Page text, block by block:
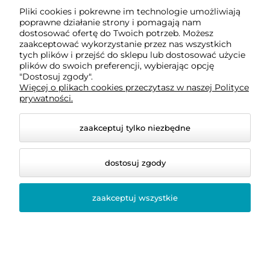
Poduszka 40x40 półpuch
Classic Poldaun
44,10 zł
Cena regularna:
Najniższa cena: 44,10 zł
do koszyka
Kołdra 200x200
całoroczna Bamboo
bambusowa
antyalergiczna Poldaun
243,60 zł
Cena regularna: 348,00 zł
do koszyka
Pliki cookies i pokrewne im technologie umożliwiają
poprawne działanie strony i pomagają nam
dostosować ofertę do Twoich potrzeb. Możesz
zaakceptować wykorzystanie przez nas wszystkich
tych plików i przejść do sklepu lub dostosować użycie
plików do swoich preferencji, wybierając opcję
"Dostosuj zgody".
Więcej o plikach cookies przeczytasz w naszej Polityce
prywatności.
zaakceptuj tylko niezbędne
dostosuj zgody
zaakceptuj wszystkie